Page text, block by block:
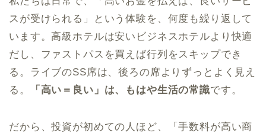
スが受けられる」という体験を、何度も繰り返して
います。高級ホテルは安いビジネスホテルより快適
だし、ファストパスを買えば行列をスキップでき
る。ライブのSS席は、後ろの席よりずっとよく見え
る。
「高い＝良い」は、もはや生活の常識です。
だから、投資が初めての人ほど、「手数料が高い商